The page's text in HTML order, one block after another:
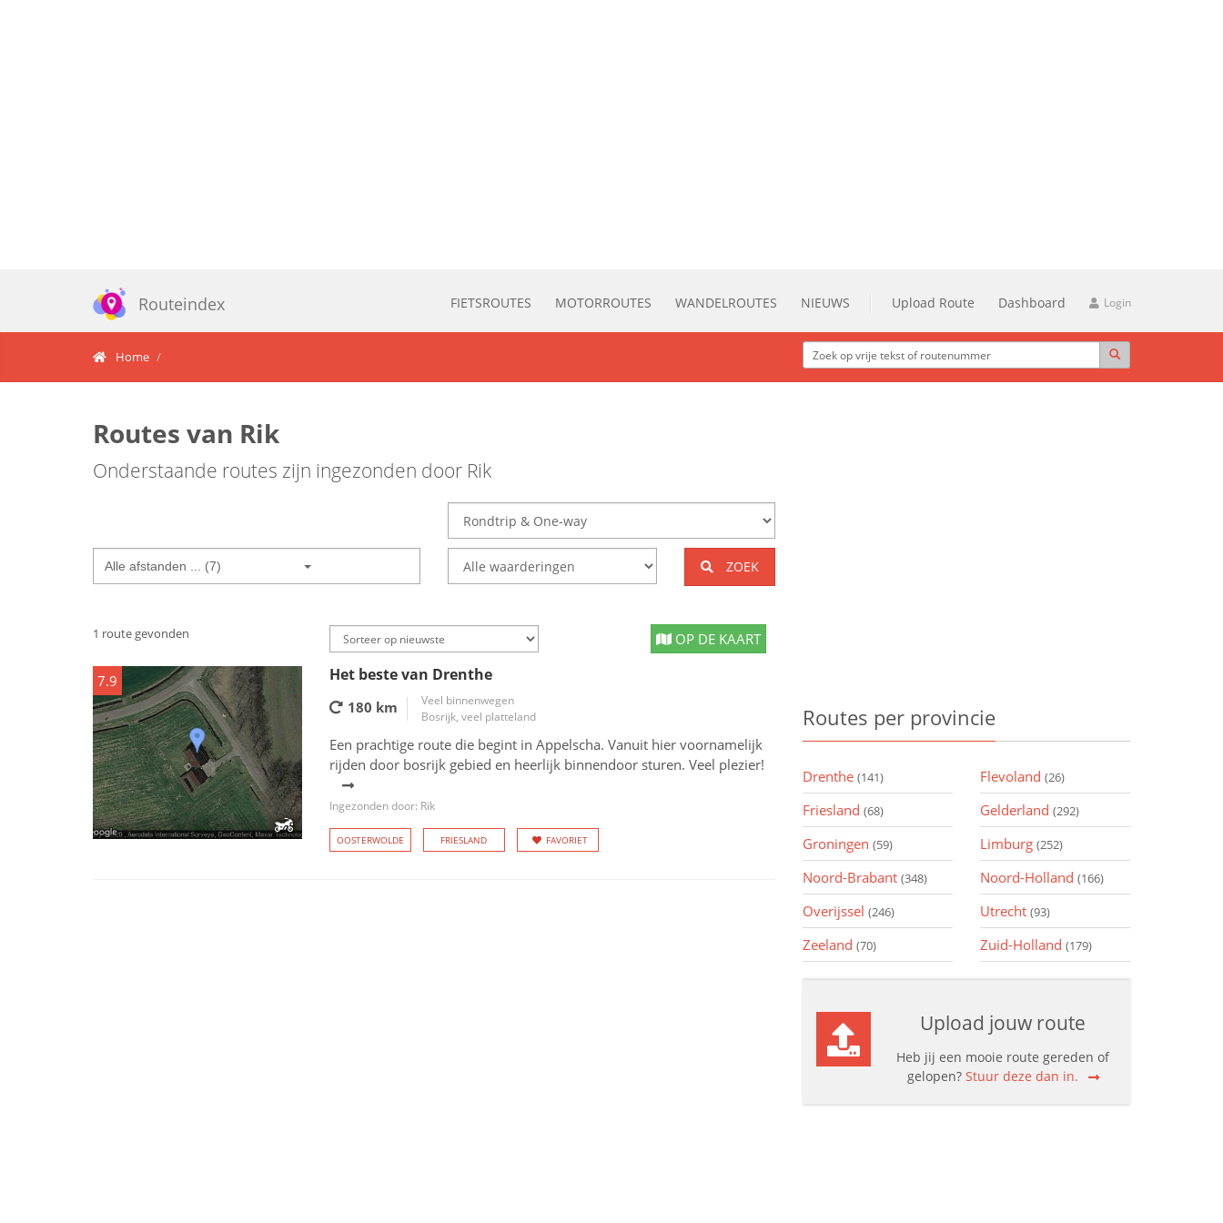
Routeindex FIETSROUTES MOTORROUTES WANDELROUTES NIEUWS Upload Route Dashboard Login
Home
Routes van Rik
Onderstaande routes zijn ingezonden door Rik
Alle afstanden ... (7) ZOEK
1 route gevonden OP DE KAART
7.9 Het beste van Drenthe
180 km
Veel binnenwegen
Bosrijk, veel platteland
Een prachtige route die begint in Appelscha. Vanuit hier voornamelijk
rijden door bosrijk gebied en heerlijk binnendoor sturen. Veel plezier!
Ingezonden door: Rik
OOSTERWOLDE FRIESLAND FAVORIET
Routes per provincie
Drenthe (141) Flevoland (26)
Friesland (68) Gelderland (292)
Groningen (59) Limburg (252)
Noord-Brabant (348) Noord-Holland (166)
Overijssel (246) Utrecht (93)
Zeeland (70) Zuid-Holland (179)
Upload jouw route
Heb jij een mooie route gereden of
gelopen? Stuur deze dan in.